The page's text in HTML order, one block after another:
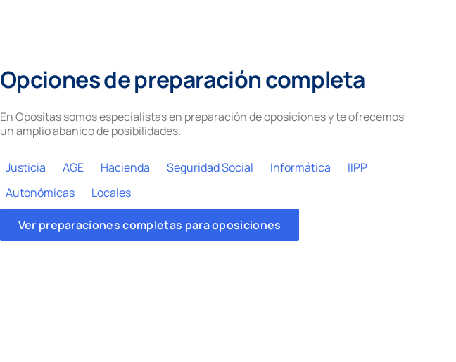
Opciones de preparación completa
En Opositas somos especialistas en preparación de oposiciones y te ofrecemos
un amplio abanico de posibilidades.
Justicia AGE Hacienda Seguridad Social Informática
IIPP
Autonómicas
Locales
Ver preparaciones completas para oposiciones